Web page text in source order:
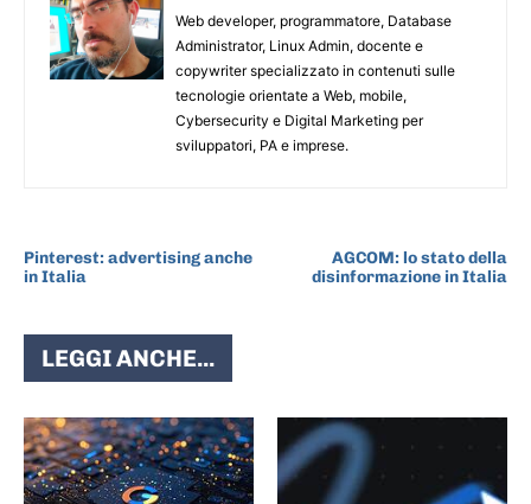
Web developer, programmatore, Database
Administrator, Linux Admin, docente e
copywriter specializzato in contenuti sulle
tecnologie orientate a Web, mobile,
Cybersecurity e Digital Marketing per
sviluppatori, PA e imprese.
Pinterest: advertising anche
in Italia
AGCOM: lo stato della
disinformazione in Italia
LEGGI ANCHE...